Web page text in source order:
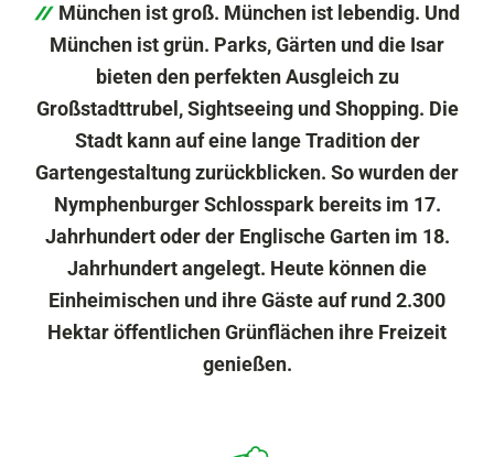
München ist groß. München ist lebendig. Und
München ist grün. Parks, Gärten und die Isar
bieten den perfekten Ausgleich zu
Großstadttrubel, Sightseeing und Shopping. Die
Stadt kann auf eine lange Tradition der
Gartengestaltung zurückblicken. So wurden der
Nymphenburger Schlosspark bereits im 17.
Jahrhundert oder der Englische Garten im 18.
Jahrhundert angelegt. Heute können die
Einheimischen und ihre Gäste auf rund 2.300
Hektar öffentlichen Grünflächen ihre Freizeit
genießen.